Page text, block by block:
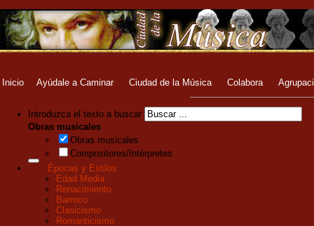
Inicio Ayúdale a Caminar Ciudad de la Música Colabora
Introduzca el texto a buscar
Obras musicales
Obras musicales
Compositores/Intérpretes
Épocas y Estilos
Edad Media
Renacimiento
Barroco
Clasicismo
Romanticismo